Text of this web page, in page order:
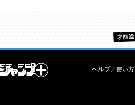
ヘルプ／使い方